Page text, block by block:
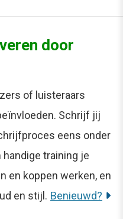
door
of luisteraars
Schrijf jij
eens onder
handige training je
en koppen werken, en
en stijl. Benieuwd?